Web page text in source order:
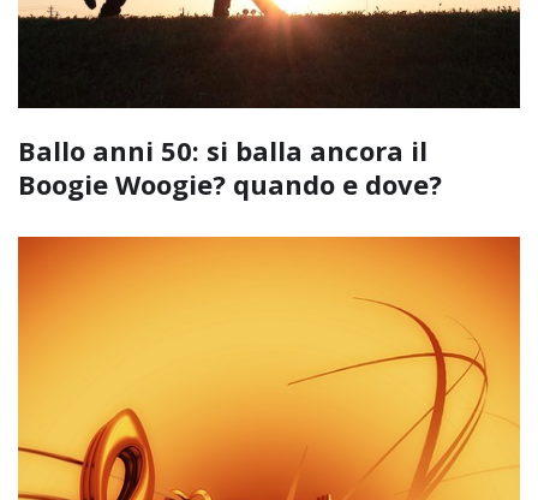
Ballo anni 50: si balla ancora il
Boogie Woogie? quando e dove?